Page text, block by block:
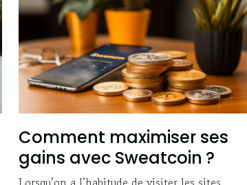
Comment maximiser ses
gains avec Sweatcoin ?